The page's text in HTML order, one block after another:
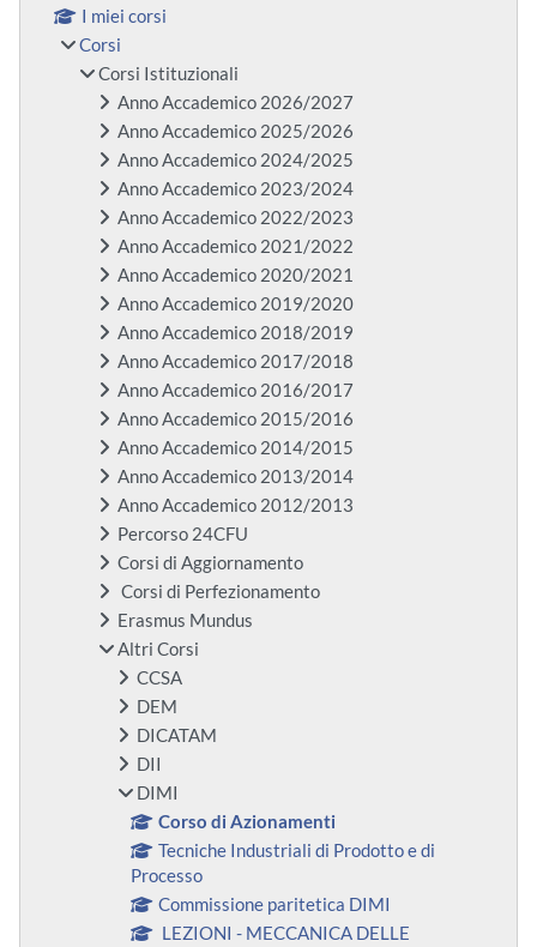
I miei corsi
Corsi
Corsi Istituzionali
Anno Accademico 2026/2027
Anno Accademico 2025/2026
Anno Accademico 2024/2025
Anno Accademico 2023/2024
Anno Accademico 2022/2023
Anno Accademico 2021/2022
Anno Accademico 2020/2021
Anno Accademico 2019/2020
Anno Accademico 2018/2019
Anno Accademico 2017/2018
Anno Accademico 2016/2017
Anno Accademico 2015/2016
Anno Accademico 2014/2015
Anno Accademico 2013/2014
Anno Accademico 2012/2013
Percorso 24CFU
Corsi di Aggiornamento
Corsi di Perfezionamento
Erasmus Mundus
Altri Corsi
CCSA
DEM
DICATAM
DII
DIMI
Corso di Azionamenti
Tecniche Industriali di Prodotto e di
Processo
Commissione paritetica DIMI
LEZIONI - MECCANICA DELLE